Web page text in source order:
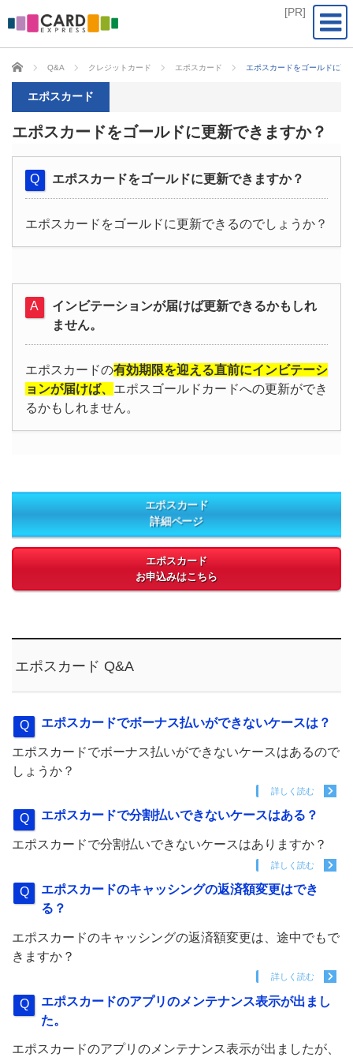
CARD EXPRESS
Q&A クレジットカード エポスカード エポスカードをゴールドに更
エポスカード
エポスカードをゴールドに更新できますか？
エポスカードをゴールドに更新できますか？
エポスカードをゴールドに更新できるのでしょうか？
インビテーションが届けば更新できるかもしれ
ません。
エポスカードの有効期限を迎える直前にインビテーシ
ョンが届けば、 エポスゴールドカードへの更新ができ
るかもしれません。
エポスカード
詳細ページ
エポスカード
お申込みはこちら
エポスカード Q&A
エポスカードでボーナス払いができないケースは？
エポスカードでボーナス払いができないケースはあるので
しょうか？
詳しく読む
エポスカードで分割払いできないケースはある？
エポスカードで分割払いできないケースはありますか？
詳しく読む
エポスカードのキャッシングの返済額変更はでき
る？
エポスカードのキャッシングの返済額変更は、途中でもで
きますか？
詳しく読む
エポスカードのアプリのメンテナンス表示が出まし
た。
エポスカードのアプリのメンテナンス表示が出ましたが、